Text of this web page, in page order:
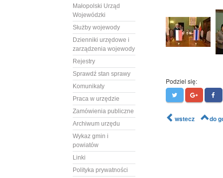
Małopolski Urząd
Wojewódzki
Służby wojewody
Dzienniki urzędowe i
zarządzenia wojewody
Rejestry
Sprawdź stan sprawy
Komunikaty
Praca w urzędzie
Zamówienia publiczne
Archiwum urzędu
Wykaz gmin i
powiatów
Linki
Polityka prywatności
Podziel się:
wstecz do